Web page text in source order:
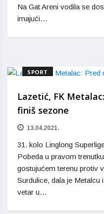
Na Gat Areni vodila se
imajući…
SPORT
Lazetić, FK
finiš sezone
13.04.2021.
31. kolo Linglong
Pobeda u pravom
gostujućem terenu protiv
Surdulice, dala je Metalcu
vetar u…